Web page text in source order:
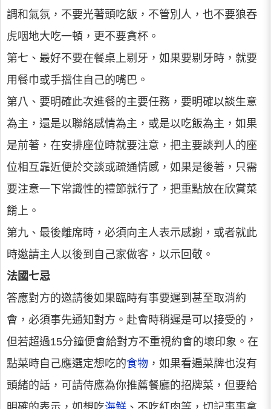
調和氣氛，不要光著頭吃飯，不管別人，也不要狼吞
虎咽地大吃一頓，更不要貪杯。
第七、最好不要在餐桌上剔牙，如果要剔牙時，就要
用餐巾或手擋住自己的嘴巴。
第八、要明確此次進餐的主要任務，要明確以談生意
為主，還是以聯絡感情為主，或是以吃飯為主，如果
是前著，在安排座位時就要注意，把主要談判人的座
位相互靠近便於交談或疏通情感，如果是後著，只需
要注意一下常識性的禮節就行了，把重點放在欣賞菜
餚上。
第九、最後離席時，必須向主人表示感謝，或者就此
時邀請主人以後到自己家做客，以示回敬。
法國七忌
答應對方的邀請後如果臨時有事要遲到甚至取消約
會，必須事先通知對方。赴會時稍遲是可以接受的，
但若超過15分鐘便會給對方不重視約會的壞印象。在
點菜時自己應選定想吃的食物 ，如果看遍菜牌也沒有
頭緒的話，可請侍應為你推薦餐廳的招牌菜，但要給